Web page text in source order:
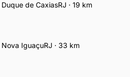
Duque de CaxiasRJ · 19 km
Nova IguaçuRJ · 33 km